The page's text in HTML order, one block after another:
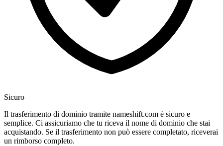
Sicuro
Il trasferimento di dominio tramite nameshift.com è sicuro e
semplice. Ci assicuriamo che tu riceva il nome di dominio che stai
acquistando. Se il trasferimento non può essere completato, riceverai
un rimborso completo.